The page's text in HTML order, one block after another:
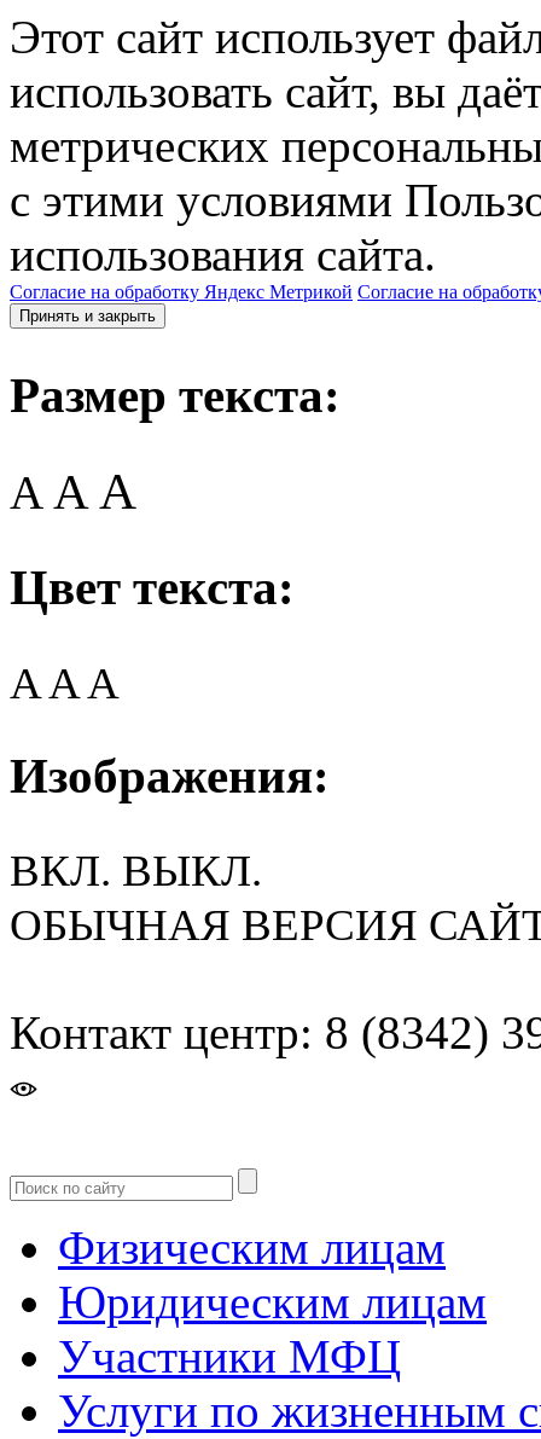
Этот сайт использует
использовать сайт, вы
метрических
с этими условиями
использования сайта.
Согласие на обработку Яндекс Метрикой Согласие на
Принять и закрыть
Размер текста:
A AA
Цвет текста:
AAA
Изображения:
ВКЛ. ВЫКЛ.
ОБЫЧНАЯ ВЕРСИЯ
Контакт центр: 8 (8342)
Физическим лицам
Юридическим лицам
Участники МФЦ
Услуги по жизненным